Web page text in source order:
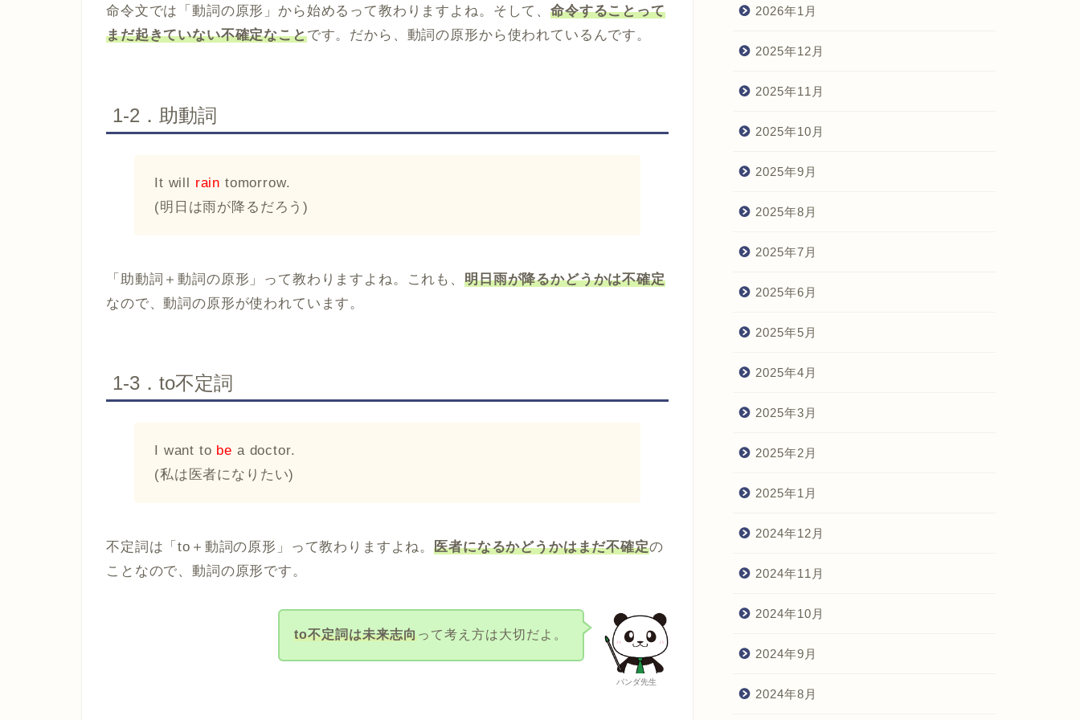
命令文では「動詞の原形」から始めるって教わりますよね。そして、命令することって
まだ起きていない不確定なことです。だから、動詞の原形から使われているんです。
1-2．助動詞
It will rain tomorrow.
(明日は雨が降るだろう)
「助動詞＋動詞の原形」って教わりますよね。これも、 明日雨が降るかどうかは不確定
なので、動詞の原形が使われています。
1-3．to不定詞
I want to be a doctor.
(私は医者になりたい)
不定詞は「to＋動詞の原形」って教わりますよね。医者になるかどうかはまだ不確定の
ことなので、動詞の原形です。
パンダ先生
to不定詞は未来志向 って考え方は大切だよ。
2026年1月
2025年12月
2025年11月
2025年10月
2025年9月
2025年8月
2025年7月
2025年6月
2025年5月
2025年4月
2025年3月
2025年2月
2025年1月
2024年12月
2024年11月
2024年10月
2024年9月
2024年8月